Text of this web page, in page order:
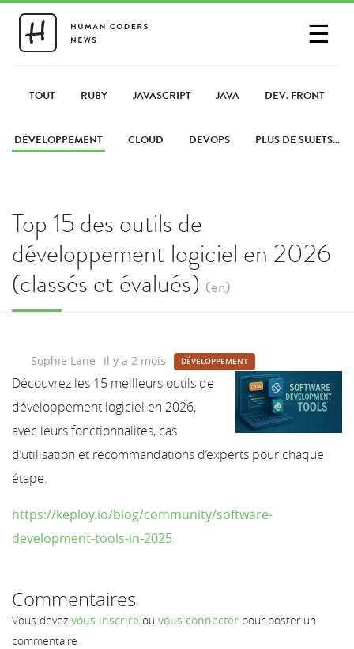
☰
PARTAGER UN LIEN
TOUT RUBY JAVASCRIPT JAVA DEV. FRONT
DÉVELOPPEMENT CLOUD DEVOPS PLUS DE SUJETS...
Top 15 des outils de
développement logiciel en 2026
(classés et évalués) (en)
Sophie Lane il y a 2 mois DÉVELOPPEMENT
Découvrez les 15 meilleurs outils de
développement logiciel en 2026,
avec leurs fonctionnalités, cas
d’utilisation et recommandations d’experts pour chaque
étape.
https://keploy.io/blog/community/software-
development-tools-in-2025
Commentaires
Vous devez vous inscrire ou vous connecter pour poster un
commentaire